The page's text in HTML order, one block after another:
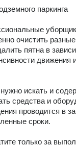
паркинга
очистить
пятна в
движения
искать и
средства и
проводится в
сроки.
только за